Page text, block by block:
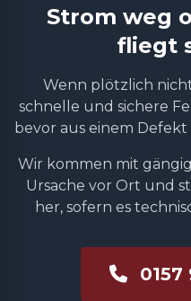
Strom weg
fliegt
Wenn plötzlich
schnelle und sichere
bevor aus einem
Wir kommen mit
Ursache vor Ort und
her, sofern es
0157